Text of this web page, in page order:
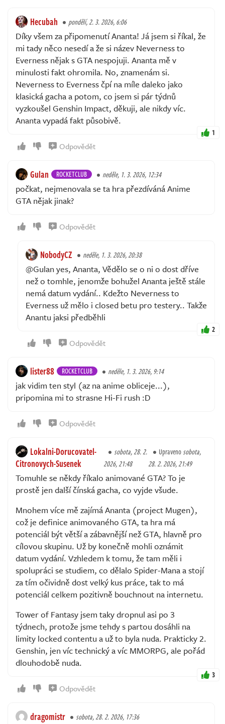
Hecubah pondělí, 2. 3. 2026, 6:06
Díky všem za připomenutí Ananta! Já jsem si říkal, že
mi tady něco nesedí a že si název Neverness to
Everness nějak s GTA nespojuji. Ananta mě v
minulosti fakt ohromila. No, znamenám si.
Neverness to Everness čpí na míle daleko jako
klasická gacha a potom, co jsem si pár týdnů
vyzkoušel Genshin Impact, děkuji, ale nikdy víc.
Ananta vypadá fakt působivě.
1
Odpovědět
Gulan ROCKETCLUB neděle, 1. 3. 2026, 12:34
počkat, nejmenovala se ta hra přezdíváná Anime
GTA nějak jinak?
Odpovědět
NobodyCZ neděle, 1. 3. 2026, 20:38
@Gulan yes, Ananta, Vědělo se o ni o dost dříve
než o tomhle, jenomže bohužel Ananta ještě stále
nemá datum vydání.. Kdežto Neverness to
Everness už mělo i closed betu pro testery.. Takže
Anantu jaksi předběhli
2
Odpovědět
lister88 ROCKETCLUB neděle, 1. 3. 2026, 9:14
jak vidim ten styl (az na anime obliceje...),
pripomina mi to strasne Hi-Fi rush :D
Odpovědět
Lokalni-Dorucovatel-
Citronovych-Susenek
sobota, 28. 2.
2026, 21:48
Upravenosobota,
28. 2. 2026, 21:49
Tomuhle se někdy říkalo animované GTA? To je
prostě jen další čínská gacha, co vyjde všude.
Mnohem více mě zajímá Ananta (project Mugen),
což je definice animovaného GTA, ta hra má
potenciál být větší a zábavnější než GTA, hlavně pro
cílovou skupinu. Už by konečně mohli oznámit
datum vydání. Vzhledem k tomu, že tam měli i
spolupráci se studiem, co dělalo Spider-Mana a stojí
za tím očividně dost velký kus práce, tak to má
potenciál celkem pozitivně bouchnout na internetu.
Tower of Fantasy jsem taky dropnul asi po 3
týdnech, protože jsme tehdy s partou dosáhli na
limity locked contentu a už to byla nuda. Prakticky 2.
Genshin, jen víc technický a víc MMORPG, ale pořád
dlouhodobě nuda.
3
Odpovědět
dragomistr sobota, 28. 2. 2026, 17:36